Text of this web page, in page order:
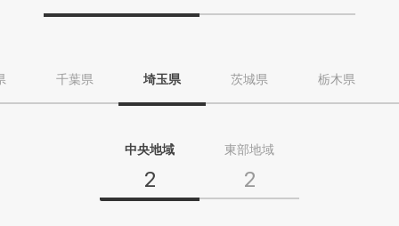
千葉県 埼玉県 茨城県 栃木県
中央地域
2
東部地域
2